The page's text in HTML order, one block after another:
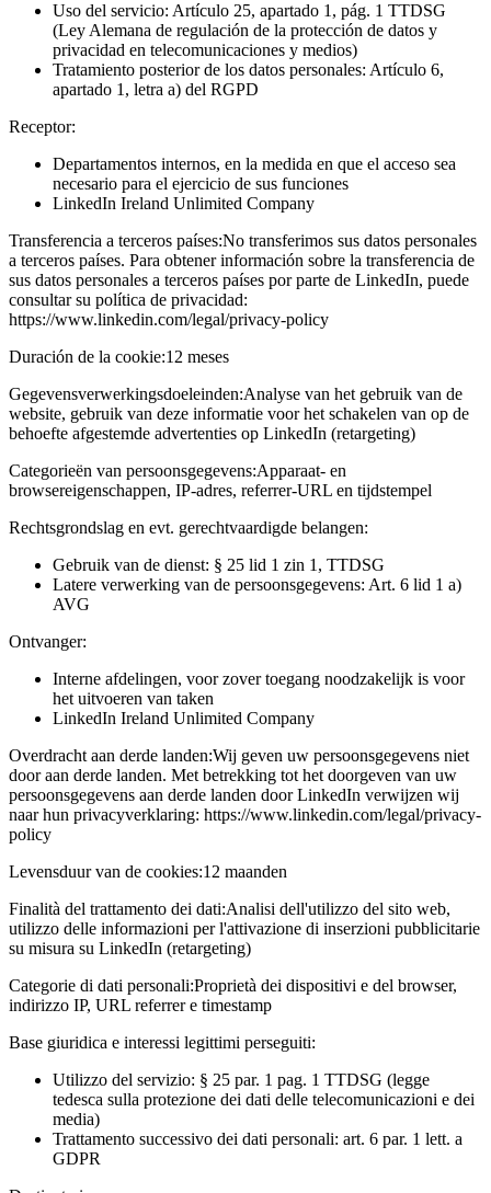
Uso del servicio: Artículo 25, apartado 1, pág. 1 TTDSG
(Ley Alemana de regulación de la protección de datos y
privacidad en telecomunicaciones y medios)
Tratamiento posterior de los datos personales: Artículo 6,
apartado 1, letra a) del RGPD
Receptor:
Departamentos internos, en la medida en que el acceso sea
necesario para el ejercicio de sus funciones
LinkedIn Ireland Unlimited Company
Transferencia a terceros países:No transferimos sus datos personales
a terceros países. Para obtener información sobre la transferencia de
sus datos personales a terceros países por parte de LinkedIn, puede
consultar su política de privacidad:
https://www.linkedin.com/legal/privacy-policy
Duración de la cookie:12 meses
Gegevensverwerkingsdoeleinden:Analyse van het gebruik van de
website, gebruik van deze informatie voor het schakelen van op de
behoefte afgestemde advertenties op LinkedIn (retargeting)
Categorieën van persoonsgegevens:Apparaat- en
browsereigenschappen, IP-adres, referrer-URL en tijdstempel
Rechtsgrondslag en evt. gerechtvaardigde belangen:
Gebruik van de dienst: § 25 lid 1 zin 1, TTDSG
Latere verwerking van de persoonsgegevens: Art. 6 lid 1 a)
AVG
Ontvanger:
Interne afdelingen, voor zover toegang noodzakelijk is voor
het uitvoeren van taken
LinkedIn Ireland Unlimited Company
Overdracht aan derde landen:Wij geven uw persoonsgegevens niet
door aan derde landen. Met betrekking tot het doorgeven van uw
persoonsgegevens aan derde landen door LinkedIn verwijzen wij
naar hun privacyverklaring: https://www.linkedin.com/legal/privacy-
policy
Levensduur van de cookies:12 maanden
Finalità del trattamento dei dati:Analisi dell'utilizzo del sito web,
utilizzo delle informazioni per l'attivazione di inserzioni pubblicitarie
su misura su LinkedIn (retargeting)
Categorie di dati personali:Proprietà dei dispositivi e del browser,
indirizzo IP, URL referrer e timestamp
Base giuridica e interessi legittimi perseguiti:
Utilizzo del servizio: § 25 par. 1 pag. 1 TTDSG (legge
tedesca sulla protezione dei dati delle telecomunicazioni e dei
media)
Trattamento successivo dei dati personali: art. 6 par. 1 lett. a
GDPR